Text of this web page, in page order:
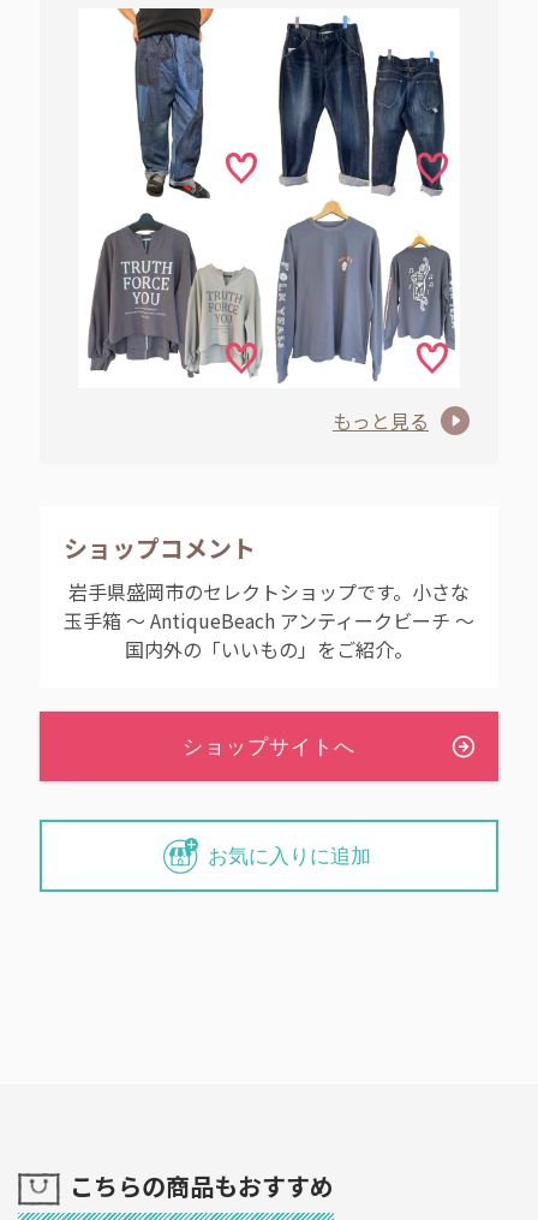
もっと見る
ショップコメント
岩手県盛岡市のセレクトショップです。小さな
玉手箱 ～ AntiqueBeach アンティークビーチ ～
国内外の「いいもの」をご紹介。
お気に入りに追加
こちらの商品もおすすめ